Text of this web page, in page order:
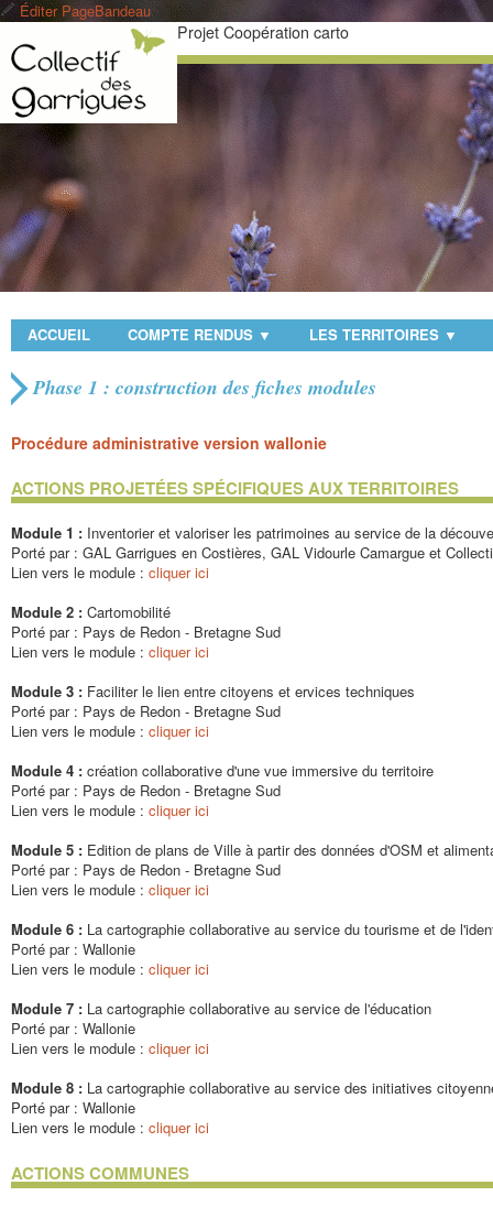
Éditer PageBandeau
Projet Coopération carto
ACCUEIL COMPTE RENDUS ▼ LES TERRITOIRES ▼
Phase 1 : construction des fiches modules
Procédure administrative version wallonie
ACTIONS PROJETÉES SPÉCIFIQUES AUX TERRITOIRES
Module 1 : Inventorier et valoriser les patrimoines au service de la
Porté par : GAL Garrigues en Costières, GAL Vidourle Camargue et
Lien vers le module : cliquer ici
Module 2 : Cartomobilité
Porté par : Pays de Redon - Bretagne Sud
Lien vers le module : cliquer ici
Module 3 : Faciliter le lien entre citoyens et ervices techniques
Porté par : Pays de Redon - Bretagne Sud
Lien vers le module : cliquer ici
Module 4 : création collaborative d'une vue immersive du territoire
Porté par : Pays de Redon - Bretagne Sud
Lien vers le module : cliquer ici
Module 5 : Edition de plans de Ville à partir des données d'OSM et
Porté par : Pays de Redon - Bretagne Sud
Lien vers le module : cliquer ici
Module 6 : La cartographie collaborative au service du tourisme et de
Porté par : Wallonie
Lien vers le module : cliquer ici
Module 7 : La cartographie collaborative au service de l'éducation
Porté par : Wallonie
Lien vers le module : cliquer ici
Module 8 : La cartographie collaborative au service des initiatives
Porté par : Wallonie
Lien vers le module : cliquer ici
ACTIONS COMMUNES